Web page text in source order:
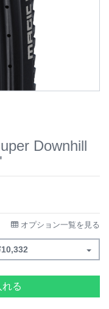
Downhill
オプション一覧を見る
10,332
る